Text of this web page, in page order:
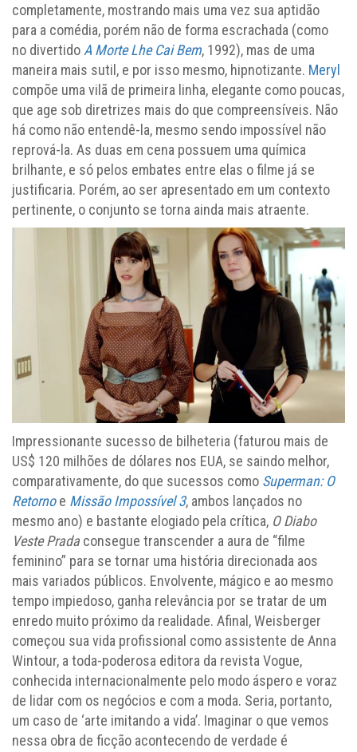
completamente, mostrando mais uma vez sua aptidão
para a comédia, porém não de forma escrachada (como
no divertido A Morte Lhe Cai Bem, 1992), mas de uma
maneira mais sutil, e por isso mesmo, hipnotizante. Meryl
compõe uma vilã de primeira linha, elegante como poucas,
que age sob diretrizes mais do que compreensíveis. Não
há como não entendê-la, mesmo sendo impossível não
reprová-la. As duas em cena possuem uma química
brilhante, e só pelos embates entre elas o filme já se
justificaria. Porém, ao ser apresentado em um contexto
pertinente, o conjunto se torna ainda mais atraente.
Impressionante sucesso de bilheteria (faturou mais de
US$ 120 milhões de dólares nos EUA, se saindo melhor,
comparativamente, do que sucessos como Superman: O
Retornoe Missão Impossível 3, ambos lançados no
mesmo ano) e bastante elogiado pela crítica, O Diabo
Veste Pradaconsegue transcender a aura de “filme
feminino” para se tornar uma história direcionada aos
mais variados públicos. Envolvente, mágico e ao mesmo
tempo impiedoso, ganha relevância por se tratar de um
enredo muito próximo da realidade. Afinal, Weisberger
começou sua vida profissional como assistente de Anna
Wintour, a toda-poderosa editora da revista Vogue,
conhecida internacionalmente pelo modo áspero e voraz
de lidar com os negócios e com a moda. Seria, portanto,
um caso de ‘arte imitando a vida’. Imaginar o que vemos
nessa obra de ficção acontecendo de verdade é